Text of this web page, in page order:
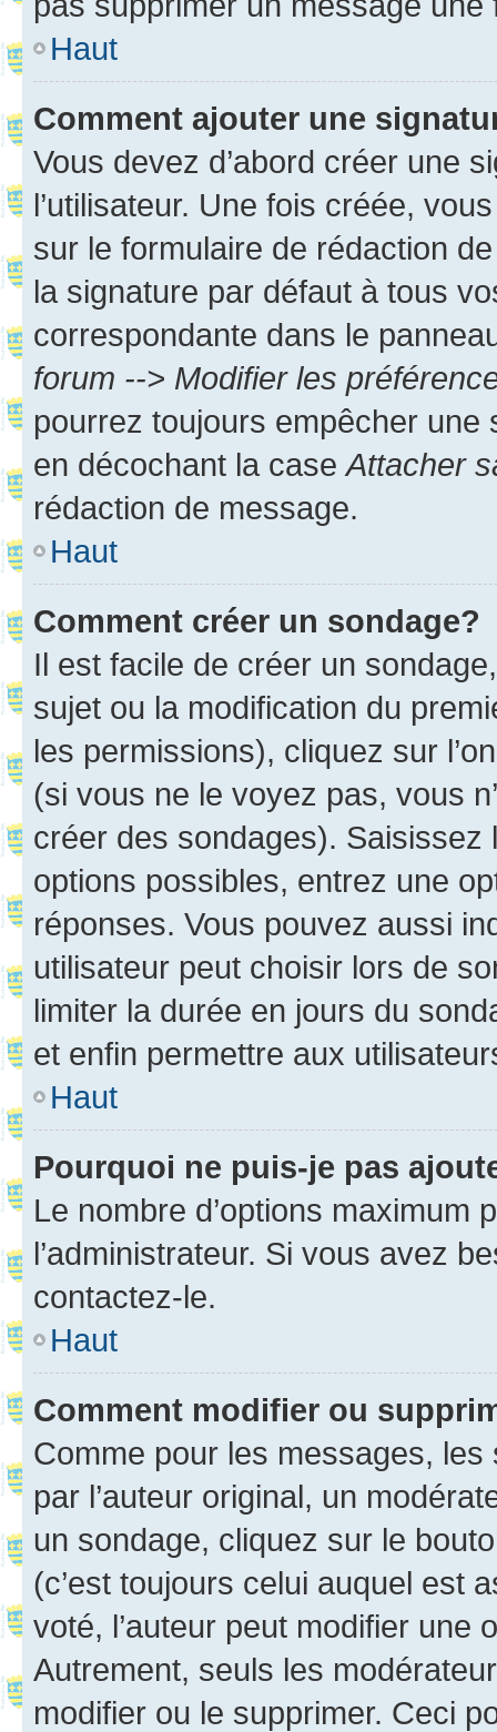
Haut
Comment ajouter une
Vous devez d’abord créer une
l’utilisateur. Une fois créée,
sur le formulaire de rédaction
la signature par défaut à tous
correspondante dans le
forum --> Modifier les
pourrez toujours empêcher une
en décochant la case Attacher
rédaction de message.
Haut
Comment créer un sondage?
Il est facile de créer un
sujet ou la modification du
les permissions), cliquez sur
(si vous ne le voyez pas, vous
créer des sondages).
options possibles, entrez une
réponses. Vous pouvez aussi
utilisateur peut choisir lors de
limiter la durée en jours du
et enfin permettre aux
Haut
Pourquoi ne puis-je pas
Le nombre d’options maximum
l’administrateur. Si vous avez
contactez-le.
Haut
Comment modifier ou
Comme pour les messages,
par l’auteur original, un
un sondage, cliquez sur le
(c’est toujours celui auquel est
voté, l’auteur peut modifier une
Autrement, seuls les
modifier ou le supprimer. Ceci